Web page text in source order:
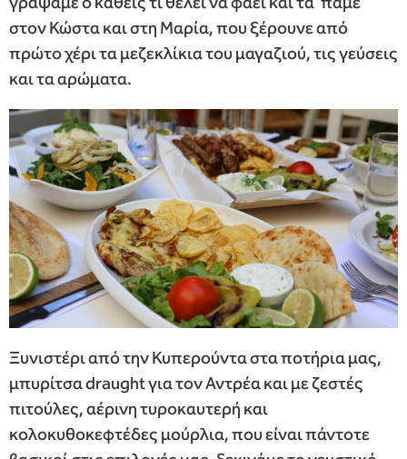
στον Κώστα και στη Μαρία, που ξέρουνε από
πρώτο χέρι τα μεζεκλίκια του μαγαζιού, τις γεύσεις
και τα αρώματα.
Ξυνιστέρι από την Κυπερούντα στα ποτήρια μας,
μπυρίτσα draught για τον Αντρέα και με ζεστές
πιτούλες, αέρινη τυροκαυτερή και
κολοκυθοκεφτέδες μούρλια, που είναι πάντοτε